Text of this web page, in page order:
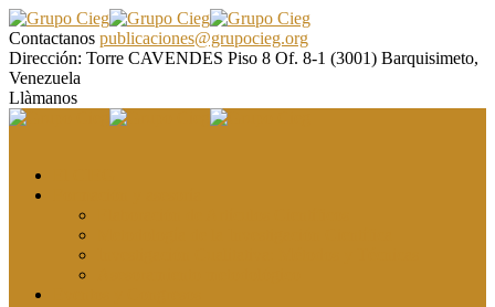
Contactanos publicaciones@grupocieg.org
Dirección: Torre CAVENDES Piso 8 Of. 8-1 (3001) Barquisimeto,
Venezuela
Llàmanos